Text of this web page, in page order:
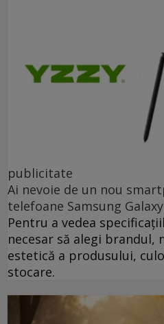
publicitate
Ai nevoie de un nou
telefoane Samsung
Pentru a vedea
necesar să alegi brandul,
estetică a produsului,
stocare.